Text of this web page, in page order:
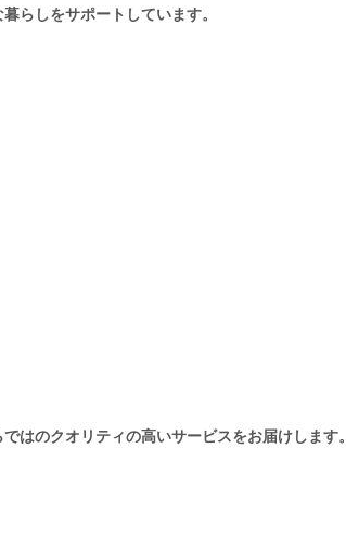
らしをサポートしています。
はのクオリティの高いサービスをお届けします。